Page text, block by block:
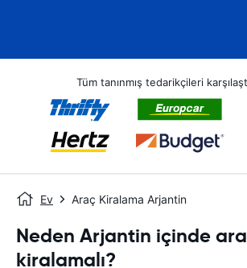
Tüm tanınmış tedarikçileri
Ev Araç Kiralama Arjantin
Neden Arjantin içinde
kiralamalı?